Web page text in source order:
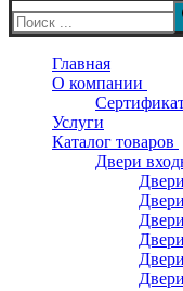
Искать:
Главная
О компании
Услуги
Каталог товаров
Двери